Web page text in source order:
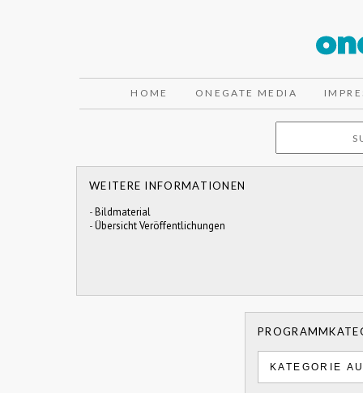
HOME ONEGATE MEDIA
WEITERE INFORMATIONEN
-Bildmaterial
-Übersicht Veröffentlichungen